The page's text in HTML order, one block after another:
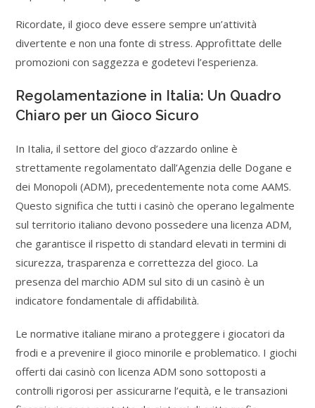
Ricordate, il gioco deve essere sempre un’attività
divertente e non una fonte di stress. Approfittate delle
promozioni con saggezza e godetevi l’esperienza.
Regolamentazione in Italia: Un Quadro
Chiaro per un Gioco Sicuro
In Italia, il settore del gioco d’azzardo online è
strettamente regolamentato dall’Agenzia delle Dogane e
dei Monopoli (ADM), precedentemente nota come AAMS.
Questo significa che tutti i casinò che operano legalmente
sul territorio italiano devono possedere una licenza ADM,
che garantisce il rispetto di standard elevati in termini di
sicurezza, trasparenza e correttezza del gioco. La
presenza del marchio ADM sul sito di un casinò è un
indicatore fondamentale di affidabilità.
Le normative italiane mirano a proteggere i giocatori da
frodi e a prevenire il gioco minorile e problematico. I giochi
offerti dai casinò con licenza ADM sono sottoposti a
controlli rigorosi per assicurarne l’equità, e le transazioni